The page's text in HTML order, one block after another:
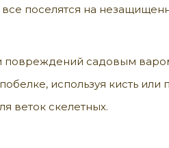
поселятся на
садовым
используя кисть или
веток скелетных.